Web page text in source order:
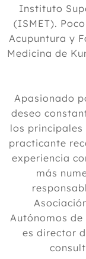
Instituto
(ISMET).
Acupuntura y
Medicina de
Apasionado
deseo
los principales
practicante
experiencia
más
Autónomos de
es director